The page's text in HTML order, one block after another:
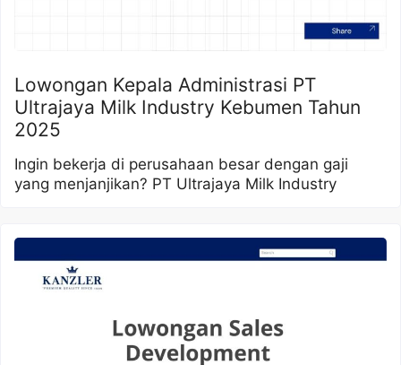
Lowongan Kepala Administrasi PT
Ultrajaya Milk Industry Kebumen Tahun
2025
Ingin bekerja di perusahaan besar dengan gaji
yang menjanjikan? PT Ultrajaya Milk Industry